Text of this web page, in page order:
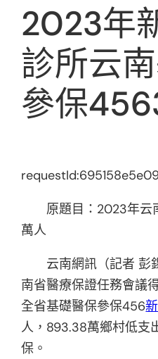
2023年
診所云
參保
原題目：2023年云
萬人
云南網訊（記者 彭
南省醫療保證任務會議
全省基礎醫保參保456
人，893.38萬鄉村低支
保。